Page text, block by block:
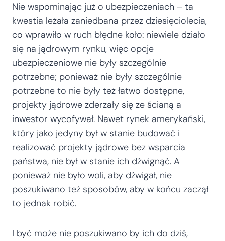
Nie wspominając już o ubezpieczeniach – ta
kwestia leżała zaniedbana przez dziesięciolecia,
co wprawiło w ruch błędne koło: niewiele działo
się na jądrowym rynku, więc opcje
ubezpieczeniowe nie były szczególnie
potrzebne; ponieważ nie były szczególnie
potrzebne to nie były też łatwo dostępne,
projekty jądrowe zderzały się ze ścianą a
inwestor wycofywał. Nawet rynek amerykański,
który jako jedyny był w stanie budować i
realizować projekty jądrowe bez wsparcia
państwa, nie był w stanie ich dźwignąć. A
ponieważ nie było woli, aby dźwigał, nie
poszukiwano też sposobów, aby w końcu zaczął
to jednak robić.
I być może nie poszukiwano by ich do dziś,